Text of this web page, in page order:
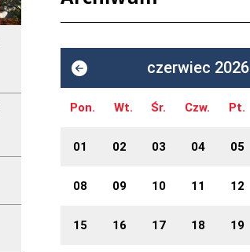
czerwiec 2026
Pon. Wt. Śr. Czw. Pt.
01 02 03 04 05
08 09 10 11 12
15 16 17 18 19